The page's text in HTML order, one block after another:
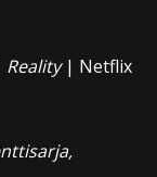
Reality| Netflix